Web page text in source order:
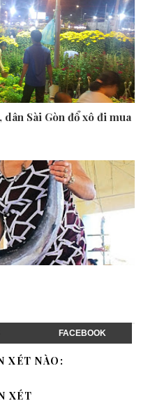
Sài Gòn đổ xô đi mua
FACEBOOK
XÉT NÀO:
XÉT